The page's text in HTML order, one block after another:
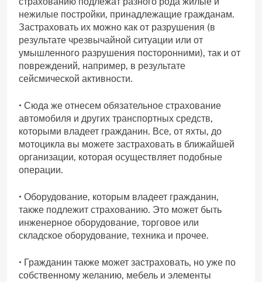
нежилые постройки, принадлежащие гражданам.
Застраховать их можно как от разрушения (в
результате чрезвычайной ситуации или от
умышленного разрушения посторонними), так и от
повреждений, например, в результате
сейсмической активности.
• Сюда же отнесем обязательное страхование
автомобиля и других транспортных средств,
которыми владеет гражданин. Все, от яхты, до
мотоцикла вы можете застраховать в ближайшей
организации, которая осуществляет подобные
операции.
• Оборудование, которым владеет гражданин,
также подлежит страхованию. Это может быть
инженерное оборудование, торговое или
складское оборудование, техника и прочее.
• Гражданин также может застраховать, но уже по
собственному желанию, мебель и элементы